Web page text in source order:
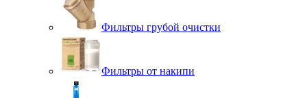
Фильтры грубой очистки
Фильтры от накипи